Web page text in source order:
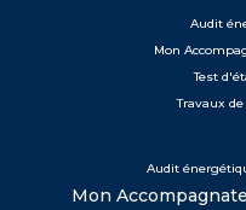
Audit
Mon
Test
Travaux
Audit
Mon